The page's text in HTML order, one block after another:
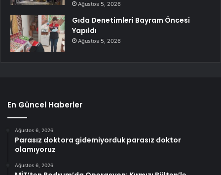
Ağustos 5, 2026
Gıda Denetimleri Bayram Öncesi
Yapıldı
Ağustos 5, 2026
En Güncel Haberler
Ağustos 6, 2026
Parasız doktora gidemiyorduk parasız doktor
olamıyoruz
Ağustos 6, 2026